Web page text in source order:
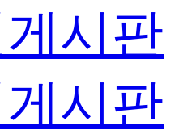
시판
시판